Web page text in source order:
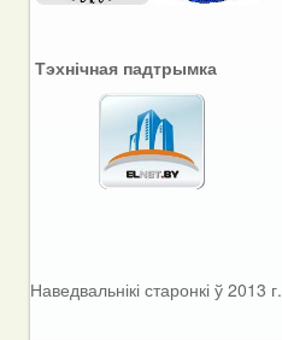
Тэхнічная падтрымка
Наведвальнікі старонкі ў 2013 г.